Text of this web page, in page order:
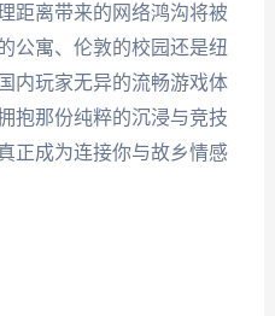
距离带来的网络鸿沟将被
公寓、伦敦的校园还是纽
内玩家无异的流畅游戏体
抱那份纯粹的沉浸与竞技
正成为连接你与故乡情感